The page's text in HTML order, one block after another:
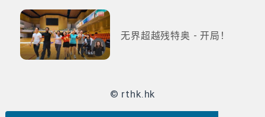
无界超越残特奥 - 开局！
© rthk.hk